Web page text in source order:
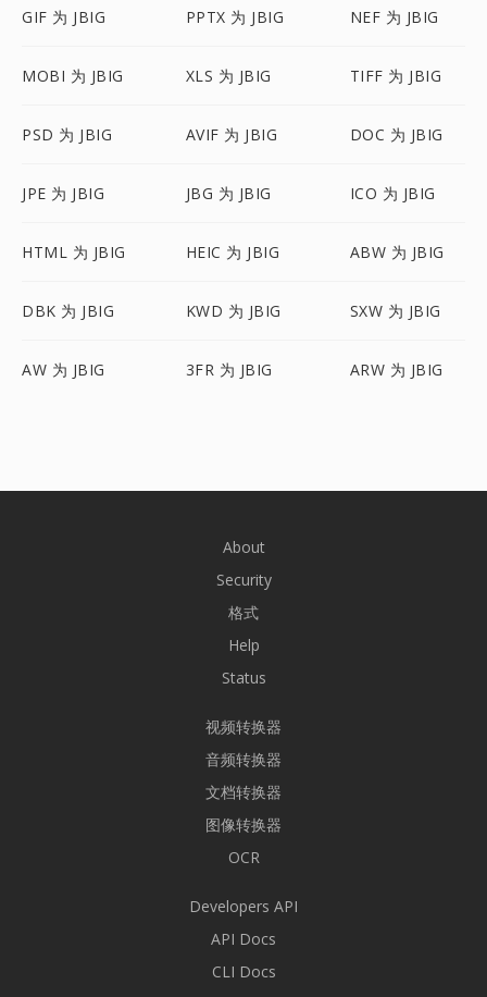
GIF 为 JBIG PPTX 为 JBIG NEF 为 JBIG
MOBI 为 JBIG XLS 为 JBIG TIFF 为 JBIG
PSD 为 JBIG AVIF 为 JBIG DOC 为 JBIG
JPE 为 JBIG JBG 为 JBIG ICO 为 JBIG
HTML 为 JBIG HEIC 为 JBIG ABW 为 JBIG
DBK 为 JBIG KWD 为 JBIG SXW 为 JBIG
AW 为 JBIG 3FR 为 JBIG ARW 为 JBIG
About
Security
格式
Help
Status
视频转换器
音频转换器
文档转换器
图像转换器
OCR
Developers API
API Docs
CLI Docs